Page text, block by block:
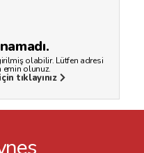
olabilir. Lütfen adresi
emin olunuz.
tıklayınız